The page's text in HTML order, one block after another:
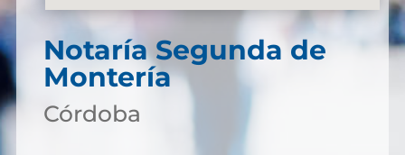
Notaría Segunda de
Montería
Córdoba